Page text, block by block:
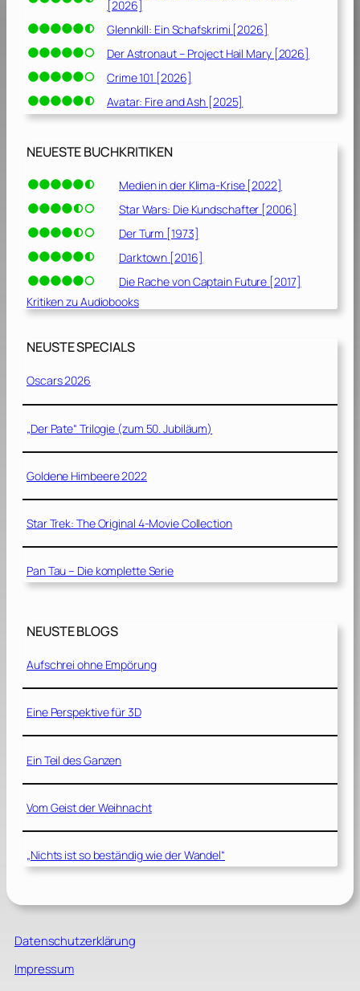
[2026]
Glennkill: Ein Schafskrimi [2026]
Der Astronaut – Project Hail Mary [2026]
Crime 101 [2026]
Avatar: Fire and Ash [2025]
NEUESTE BUCHKRITIKEN
Medien in der Klima-Krise [2022]
Star Wars: Die Kundschafter [2006]
Der Turm [1973]
Darktown [2016]
Die Rache von Captain Future [2017]
Kritiken zu Audiobooks
NEUSTE SPECIALS
Oscars 2026
„Der Pate“ Trilogie (zum 50. Jubiläum)
Goldene Himbeere 2022
Star Trek: The Original 4-Movie Collection
Pan Tau – Die komplette Serie
NEUSTE BLOGS
Aufschrei ohne Empörung
Eine Perspektive für 3D
Ein Teil des Ganzen
Vom Geist der Weihnacht
„Nichts ist so beständig wie der Wandel“
Datenschutzerklärung
Impressum